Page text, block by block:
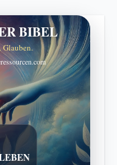
BIBEL
Glauben.